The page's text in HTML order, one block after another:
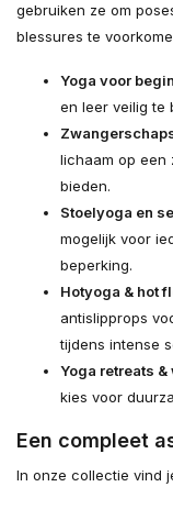
gebruiken ze om
blessures te
Yoga voor
en leer veilig te
lichaam op een
bieden.
Stoelyoga en
mogelijk voor
beperking.
Hotyoga & hot
antislipprops
tijdens intense
Yoga retreats
kies voor
Een compleet
In onze collectie vind